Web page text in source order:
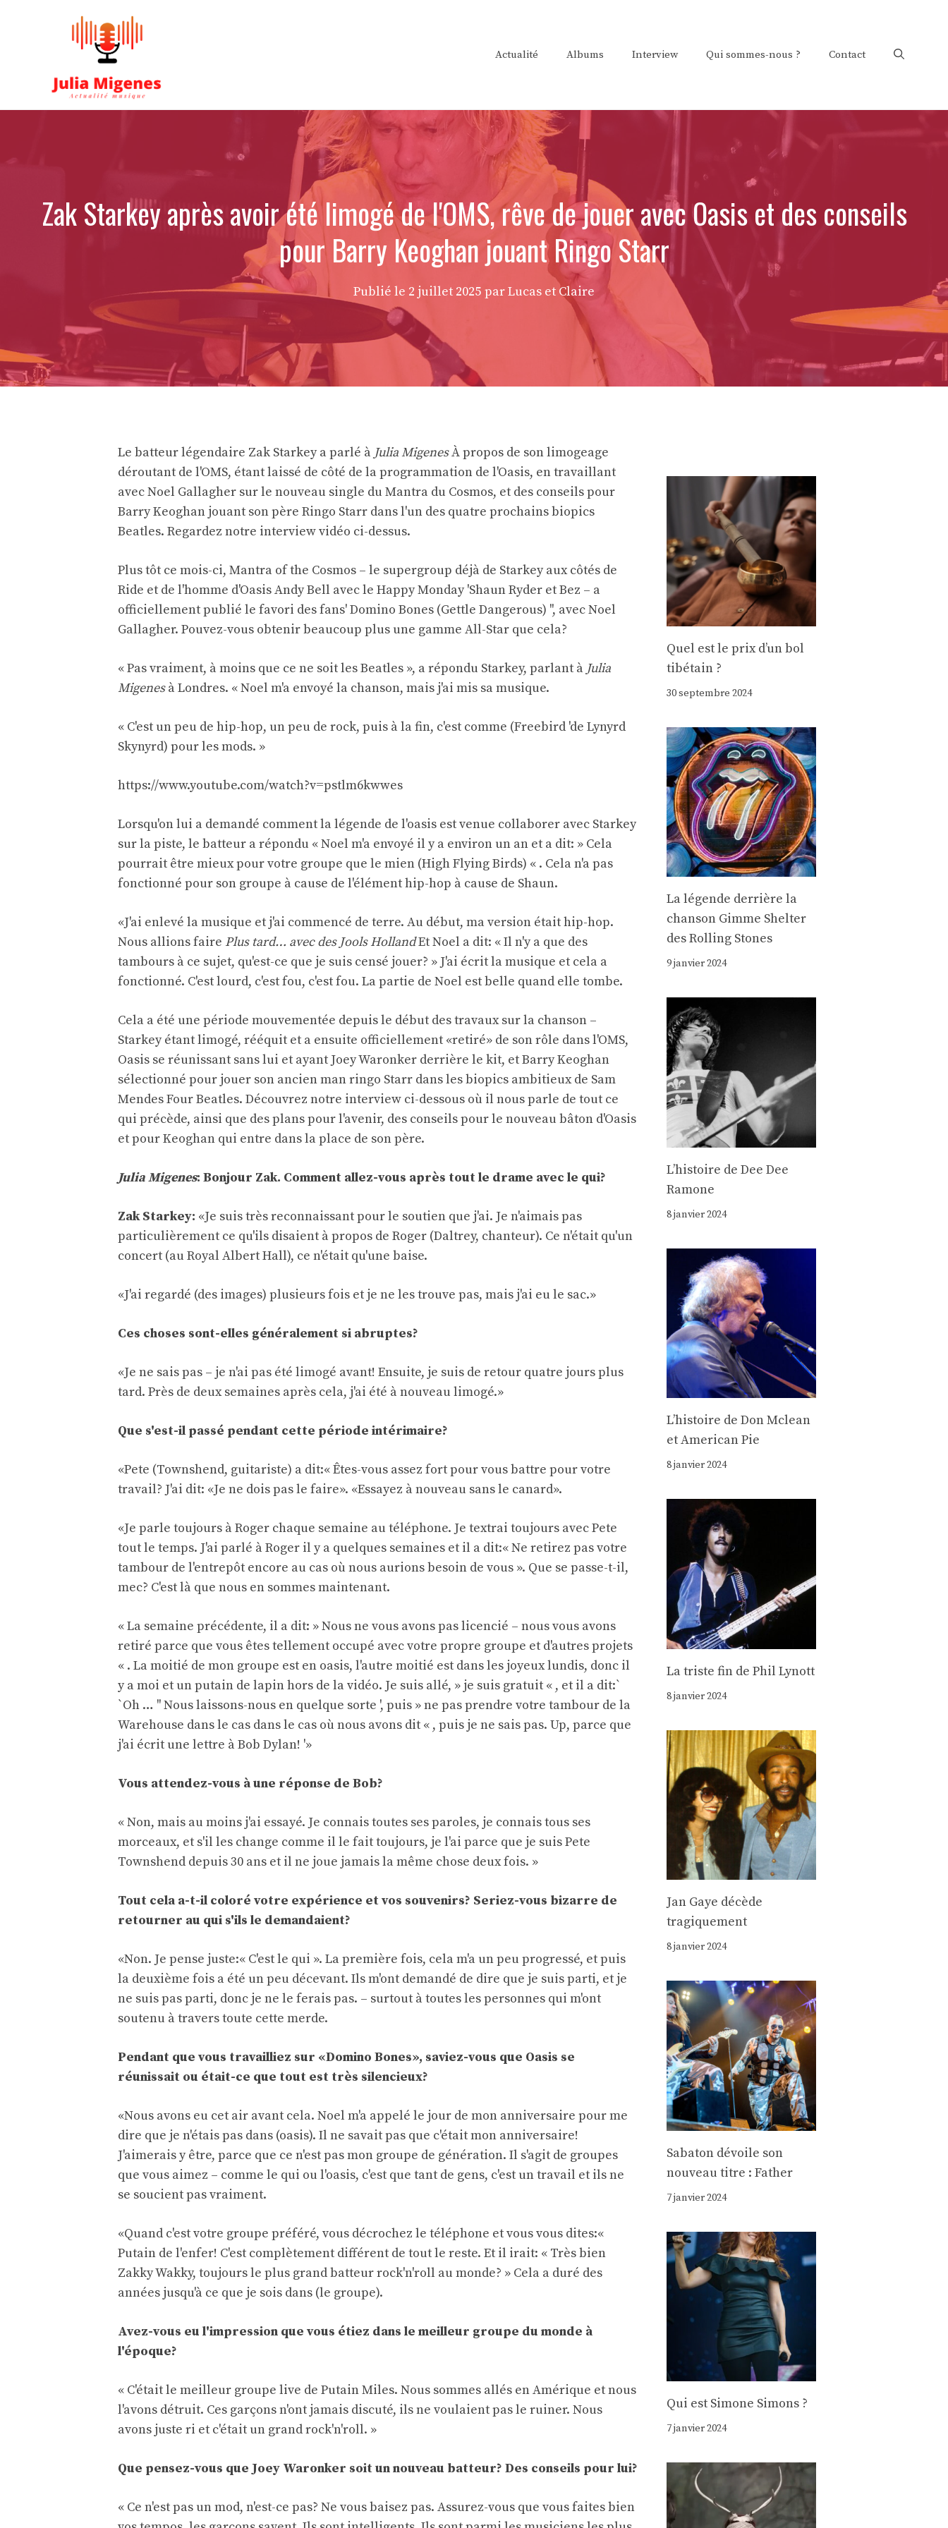
Actualité Albums Interview Qui sommes-nous ? Contact
Zak Starkey après avoir été limogé de l'OMS, rêve de jouer avec Oasis et des conseils
pour Barry Keoghan jouant Ringo Starr
Publié le 2 juillet 2025 par Lucas et Claire
Le batteur légendaire Zak Starkey a parlé à Julia MigenesÀ propos de son limogeage
déroutant de l'OMS, étant laissé de côté de la programmation de l'Oasis, en travaillant
avec Noel Gallagher sur le nouveau single du Mantra du Cosmos, et des conseils pour
Barry Keoghan jouant son père Ringo Starr dans l'un des quatre prochains biopics
Beatles. Regardez notre interview vidéo ci-dessus.
Plus tôt ce mois-ci, Mantra of the Cosmos – le supergroup déjà de Starkey aux côtés de
Ride et de l'homme d'Oasis Andy Bell avec le Happy Monday 'Shaun Ryder et Bez – a
officiellement publié le favori des fans' Domino Bones (Gettle Dangerous) '', avec Noel
Gallagher. Pouvez-vous obtenir beaucoup plus une gamme All-Star que cela?
« Pas vraiment, à moins que ce ne soit les Beatles », a répondu Starkey, parlant à Julia
Migenesà Londres. « Noel m'a envoyé la chanson, mais j'ai mis sa musique.
« C'est un peu de hip-hop, un peu de rock, puis à la fin, c'est comme (Freebird 'de Lynyrd
Skynyrd) pour les mods. »
https://www.youtube.com/watch?v=pstlm6kwwes
Lorsqu'on lui a demandé comment la légende de l'oasis est venue collaborer avec Starkey
sur la piste, le batteur a répondu « Noel m'a envoyé il y a environ un an et a dit: » Cela
pourrait être mieux pour votre groupe que le mien (High Flying Birds) « . Cela n'a pas
fonctionné pour son groupe à cause de l'élément hip-hop à cause de Shaun.
«J'ai enlevé la musique et j'ai commencé de terre. Au début, ma version était hip-hop.
Nous allions faire Plus tard… avec des Jools HollandEt Noel a dit: « Il n'y a que des
tambours à ce sujet, qu'est-ce que je suis censé jouer? » J'ai écrit la musique et cela a
fonctionné. C'est lourd, c'est fou, c'est fou. La partie de Noel est belle quand elle tombe.
Cela a été une période mouvementée depuis le début des travaux sur la chanson –
Starkey étant limogé, rééquit et a ensuite officiellement «retiré» de son rôle dans l'OMS,
Oasis se réunissant sans lui et ayant Joey Waronker derrière le kit, et Barry Keoghan
sélectionné pour jouer son ancien man ringo Starr dans les biopics ambitieux de Sam
Mendes Four Beatles. Découvrez notre interview ci-dessous où il nous parle de tout ce
qui précède, ainsi que des plans pour l'avenir, des conseils pour le nouveau bâton d'Oasis
et pour Keoghan qui entre dans la place de son père.
Julia Migenes: Bonjour Zak. Comment allez-vous après tout le drame avec le qui?
Zak Starkey: «Je suis très reconnaissant pour le soutien que j'ai. Je n'aimais pas
particulièrement ce qu'ils disaient à propos de Roger (Daltrey, chanteur). Ce n'était qu'un
concert (au Royal Albert Hall), ce n'était qu'une baise.
«J'ai regardé (des images) plusieurs fois et je ne les trouve pas, mais j'ai eu le sac.»
Ces choses sont-elles généralement si abruptes?
«Je ne sais pas – je n'ai pas été limogé avant! Ensuite, je suis de retour quatre jours plus
tard. Près de deux semaines après cela, j'ai été à nouveau limogé.»
Que s'est-il passé pendant cette période intérimaire?
«Pete (Townshend, guitariste) a dit:« Êtes-vous assez fort pour vous battre pour votre
travail? J'ai dit: «Je ne dois pas le faire». «Essayez à nouveau sans le canard».
«Je parle toujours à Roger chaque semaine au téléphone. Je textrai toujours avec Pete
tout le temps. J'ai parlé à Roger il y a quelques semaines et il a dit:« Ne retirez pas votre
tambour de l'entrepôt encore au cas où nous aurions besoin de vous ». Que se passe-t-il,
mec? C'est là que nous en sommes maintenant.
« La semaine précédente, il a dit: » Nous ne vous avons pas licencié – nous vous avons
retiré parce que vous êtes tellement occupé avec votre propre groupe et d'autres projets
« . La moitié de mon groupe est en oasis, l'autre moitié est dans les joyeux lundis, donc il
y a moi et un putain de lapin hors de la vidéo. Je suis allé, » je suis gratuit « , et il a dit:`
`Oh … '' Nous laissons-nous en quelque sorte ', puis » ne pas prendre votre tambour de la
Warehouse dans le cas dans le cas où nous avons dit « , puis je ne sais pas. Up, parce que
j'ai écrit une lettre à Bob Dylan! '»
Vous attendez-vous à une réponse de Bob?
« Non, mais au moins j'ai essayé. Je connais toutes ses paroles, je connais tous ses
morceaux, et s'il les change comme il le fait toujours, je l'ai parce que je suis Pete
Townshend depuis 30 ans et il ne joue jamais la même chose deux fois. »
Tout cela a-t-il coloré votre expérience et vos souvenirs? Seriez-vous bizarre de
retourner au qui s'ils le demandaient?
«Non. Je pense juste:« C'est le qui ». La première fois, cela m'a un peu progressé, et puis
la deuxième fois a été un peu décevant. Ils m'ont demandé de dire que je suis parti, et je
ne suis pas parti, donc je ne le ferais pas. – surtout à toutes les personnes qui m'ont
soutenu à travers toute cette merde.
Pendant que vous travailliez sur «Domino Bones», saviez-vous que Oasis se
réunissait ou était-ce que tout est très silencieux?
«Nous avons eu cet air avant cela. Noel m'a appelé le jour de mon anniversaire pour me
dire que je n'étais pas dans (oasis). Il ne savait pas que c'était mon anniversaire!
J'aimerais y être, parce que ce n'est pas mon groupe de génération. Il s'agit de groupes
que vous aimez – comme le qui ou l'oasis, c'est que tant de gens, c'est un travail et ils ne
se soucient pas vraiment.
«Quand c'est votre groupe préféré, vous décrochez le téléphone et vous vous dites:«
Putain de l'enfer! C'est complètement différent de tout le reste. Et il irait: « Très bien
Zakky Wakky, toujours le plus grand batteur rock'n'roll au monde? » Cela a duré des
années jusqu'à ce que je sois dans (le groupe).
Avez-vous eu l'impression que vous étiez dans le meilleur groupe du monde à
l'époque?
« C'était le meilleur groupe live de Putain Miles. Nous sommes allés en Amérique et nous
l'avons détruit. Ces garçons n'ont jamais discuté, ils ne voulaient pas le ruiner. Nous
avons juste ri et c'était un grand rock'n'roll. »
Que pensez-vous que Joey Waronker soit un nouveau batteur? Des conseils pour lui?
« Ce n'est pas un mod, n'est-ce pas? Ne vous baisez pas. Assurez-vous que vous faites bien
Quel est le prix d’un bol
tibétain ?
30 septembre 2024
La légende derrière la
chanson Gimme Shelter
des Rolling Stones
9 janvier 2024
Lʼhistoire de Dee Dee
Ramone
8 janvier 2024
Lʼhistoire de Don Mclean
et American Pie
8 janvier 2024
La triste fin de Phil Lynott
8 janvier 2024
Jan Gaye décède
tragiquement
8 janvier 2024
Sabaton dévoile son
nouveau titre : Father
7 janvier 2024
Qui est Simone Simons ?
7 janvier 2024